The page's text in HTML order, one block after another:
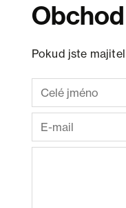
Obchod
Pokud jste